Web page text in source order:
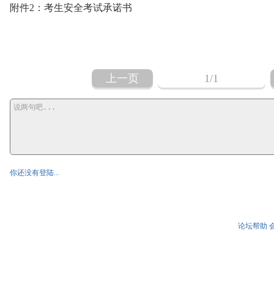
附件2：考生安全考试承诺书
上一页 1/1
你还没有登陆...
论坛帮助